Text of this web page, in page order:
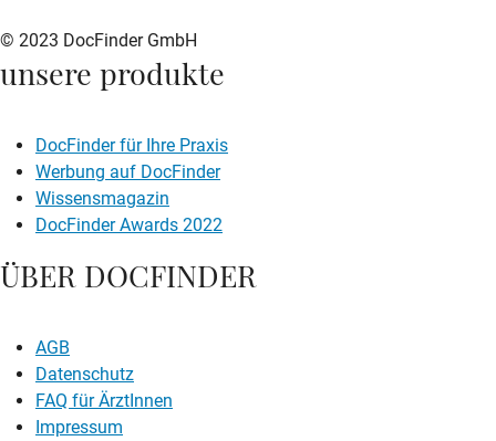
© 2023 DocFinder GmbH
unsere produkte
DocFinder für Ihre Praxis
Werbung auf DocFinder
Wissensmagazin
DocFinder Awards 2022
ÜBER DOCFINDER
AGB
Datenschutz
FAQ für ÄrztInnen
Impressum